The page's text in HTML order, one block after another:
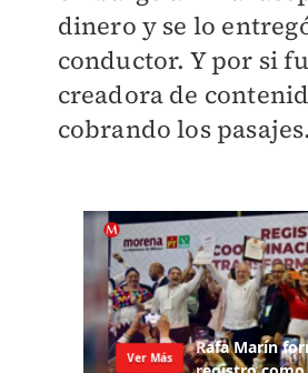
dinero y se lo
conductor. Y por si
creadora de
cobrando los pasajes.